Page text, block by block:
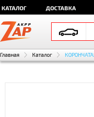
КАТАЛОГ ДОСТАВКА
Главная Каталог